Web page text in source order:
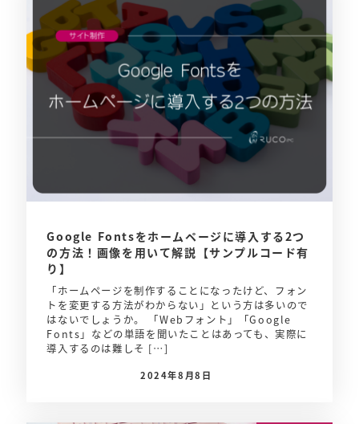
Google Fontsをホームページに導入する2つ
の方法！画像を用いて解説【サンプルコード有
り】
「ホームページを制作することになったけど、フォン
トを変更する方法がわからない」という方は多いので
はないでしょうか。 「Webフォント」「Google
Fonts」などの単語を聞いたことはあっても、実際に
導入するのは難しそ […]
2024年8月8日